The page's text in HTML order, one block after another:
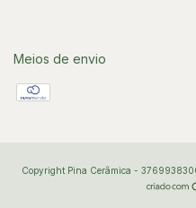
Meios de envio
Copyright Pina Cerâmica -